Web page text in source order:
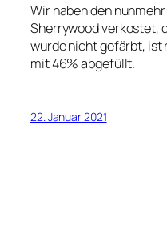
Wir haben den nunmehr
Sherrywood verkostet,
wurde nicht gefärbt,
mit 46% abgefüllt.
22. Januar 2021